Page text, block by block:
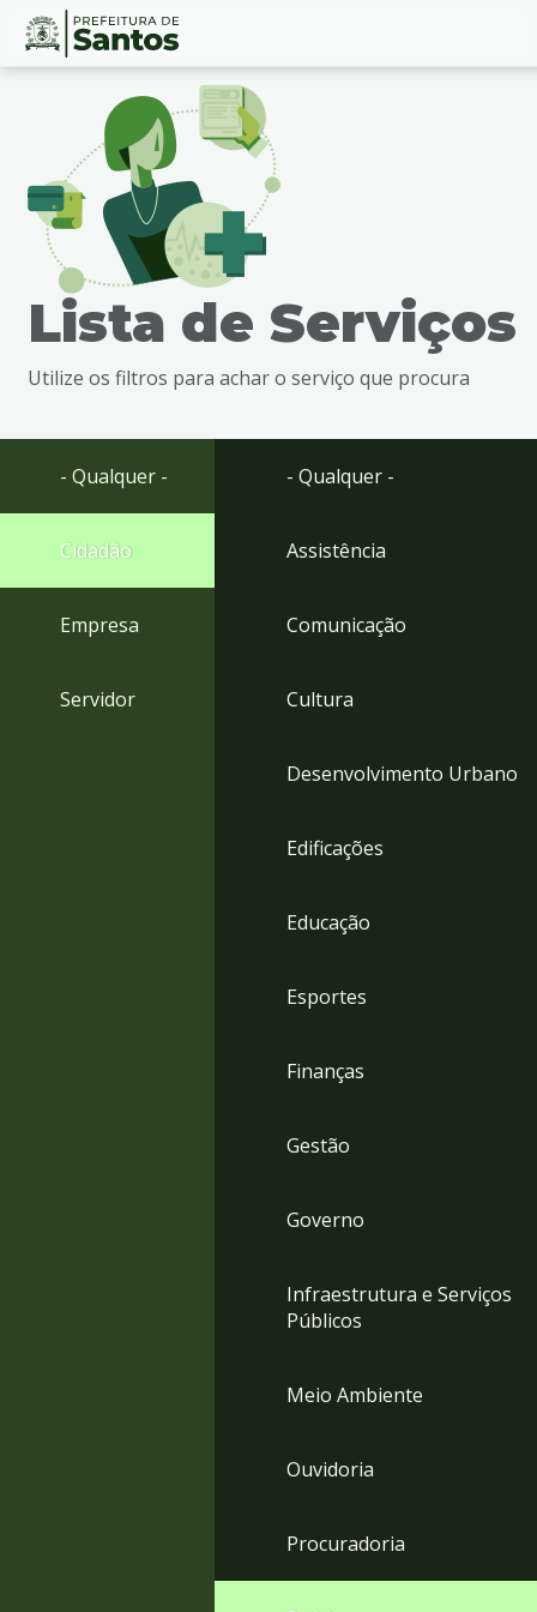
Ir
busca
Ir
rodapé
Conteúdo
Lista de Serviços
Utilize os filtros para achar o serviço que procura
- Qualquer -
Cidadão
Empresa
Servidor
- Qualquer -
Assistência
Comunicação
Cultura
Desenvolvimento Urbano
Edificações
Educação
Esportes
Finanças
Gestão
Governo
Infraestrutura e Serviços
Públicos
Meio Ambiente
Ouvidoria
Procuradoria